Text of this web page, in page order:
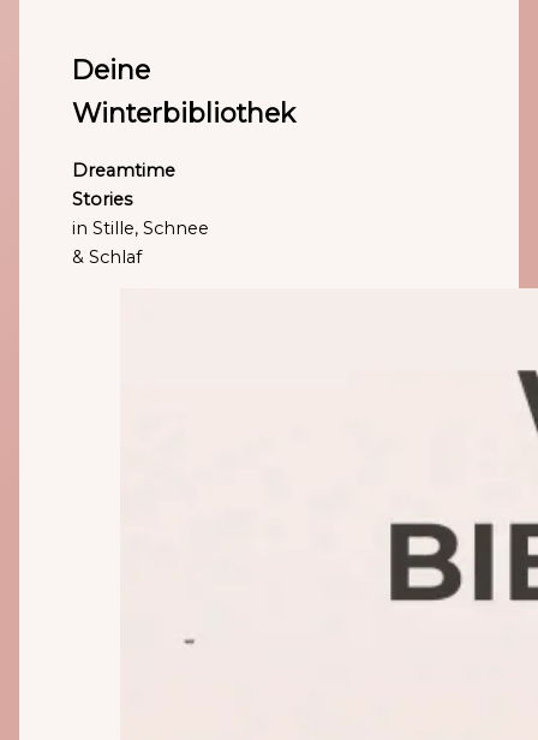
Deine
Winterbibliothek
Dreamtime
Stories
in Stille, Schnee
& Schlaf